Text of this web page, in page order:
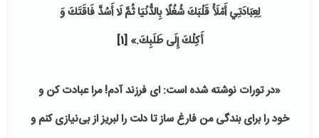
لِعِبَادَتِي أَمْلَأْ قَلْبَكَ شُغُلًا بِالدُّنْيَا ثُمَّ لَا أَسُدَّ فَاقَتَكَ وَ
أَكِلْكَ إِلَى طَلَبِكَ.»
[1]
«در تورات نوشته شده است: ای فرزند آدم! مرا عبادت کن و
خود را برای بندگی من فارغ ساز تا دلت را لبریز از بی‌نیازی کنم و